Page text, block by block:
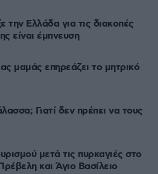
την Ελλάδα για τις διακοπές
είναι έμπνευση
μαμάς επηρεάζει το μητρικό
Γιατί δεν πρέπει να τους
μετά τις πυρκαγιές στο
και Άγιο Βασίλειο